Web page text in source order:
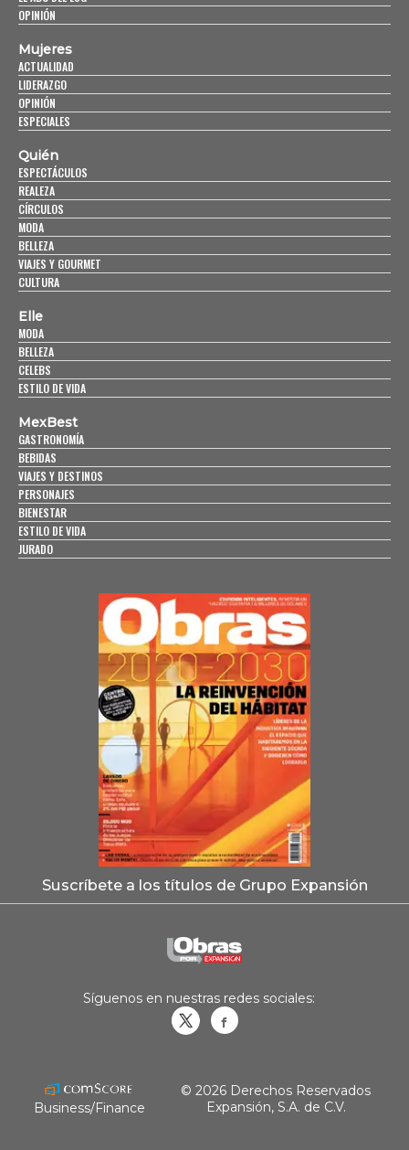
OPINIÓN
Mujeres
ACTUALIDAD
LIDERAZGO
OPINIÓN
ESPECIALES
Quién
ESPECTÁCULOS
REALEZA
CÍRCULOS
MODA
BELLEZA
VIAJES Y GOURMET
CULTURA
Elle
MODA
BELLEZA
CELEBS
ESTILO DE VIDA
MexBest
GASTRONOMÍA
BEBIDAS
VIAJES Y DESTINOS
PERSONAJES
BIENESTAR
ESTILO DE VIDA
JURADO
Suscríbete a los títulos de Grupo Expansión
Síguenos en nuestras redes sociales:
Business/Finance
© 2026 Derechos Reservados
Expansión, S.A. de C.V.